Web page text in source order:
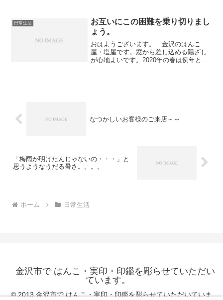
いただきました。先日お問合せでご来店
の際 「以前、商売を...
日常生活
お互いにこの困難を乗り切りまし
ょう。
おはようございます。 金沢のはんこ
屋・塩屋です。窓から差し込める陽ざし
が心地よいです。2020年の春は例年とは
なつかしいお客様のご来店～～
「梅雨が明けたんじゃないの・・・」と
思うようなうだる暑さ。。。。
ホーム 日常生活
金沢市で はんこ・実印・印鑑を彫らせていただい
ています。
© 2013 金沢市で はんこ・実印・印鑑を彫らせていただいていま